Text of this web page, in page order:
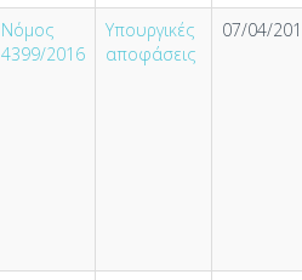
Νόμος
4399/2016
Υπουργικές
αποφάσεις
07/04/